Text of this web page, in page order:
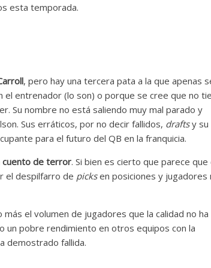
esta temporada.
, pero hay una tercera pata a la que apenas
el entrenador (lo son) o porque se cree que no
Su nombre no está saliendo muy mal parado y
Sus erráticos, por no decir fallidos, draftsy su
para el futuro del QB en la franquicia.
cuento de terror. Si bien es cierto que parece que
el despilfarro de picksen posiciones y jugadores
más el volumen de jugadores que la calidad no ha
un pobre rendimiento en otros equipos con la
demostrado fallida.